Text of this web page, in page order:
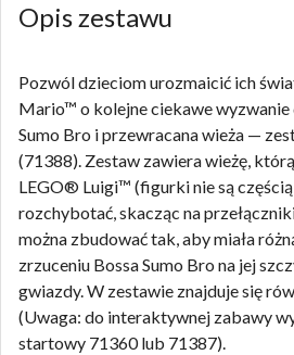
Opis zestawu
Pozwól dzieciom urozmaicić ich
Mario™ o kolejne ciekawe
Sumo Bro i przewracana wieża —
(71388). Zestaw zawiera wieżę,
LEGO® Luigi™ (figurki nie są
rozchybotać, skacząc na
można zbudować tak, aby miała
zrzuceniu Bossa Sumo Bro na jej
gwiazdy. W zestawie znajduje się
(Uwaga: do interaktywnej zabawy
startowy 71360 lub 71387).